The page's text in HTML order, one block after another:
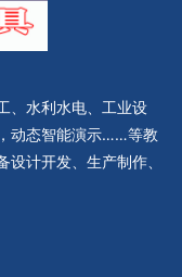
、水利水电、工业设
动态智能演示……等教
计开发、生产制作、